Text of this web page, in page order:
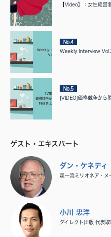
【Video】：女性経営
No.4
Weekly Interview
No.5
[VIDEO]価格競争から
ゲスト・エキスパート
ダン・ケネディ
超一流ミリオネア・メ
小川 忠洋
ダイレクト出版 代表